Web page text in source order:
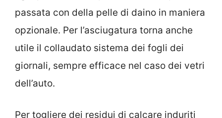
passata con della pelle di daino in maniera
opzionale. Per l’asciugatura torna anche
utile il collaudato sistema dei fogli dei
giornali, sempre efficace nel caso dei vetri
dell’auto.
Per togliere dei residui di calcare induriti